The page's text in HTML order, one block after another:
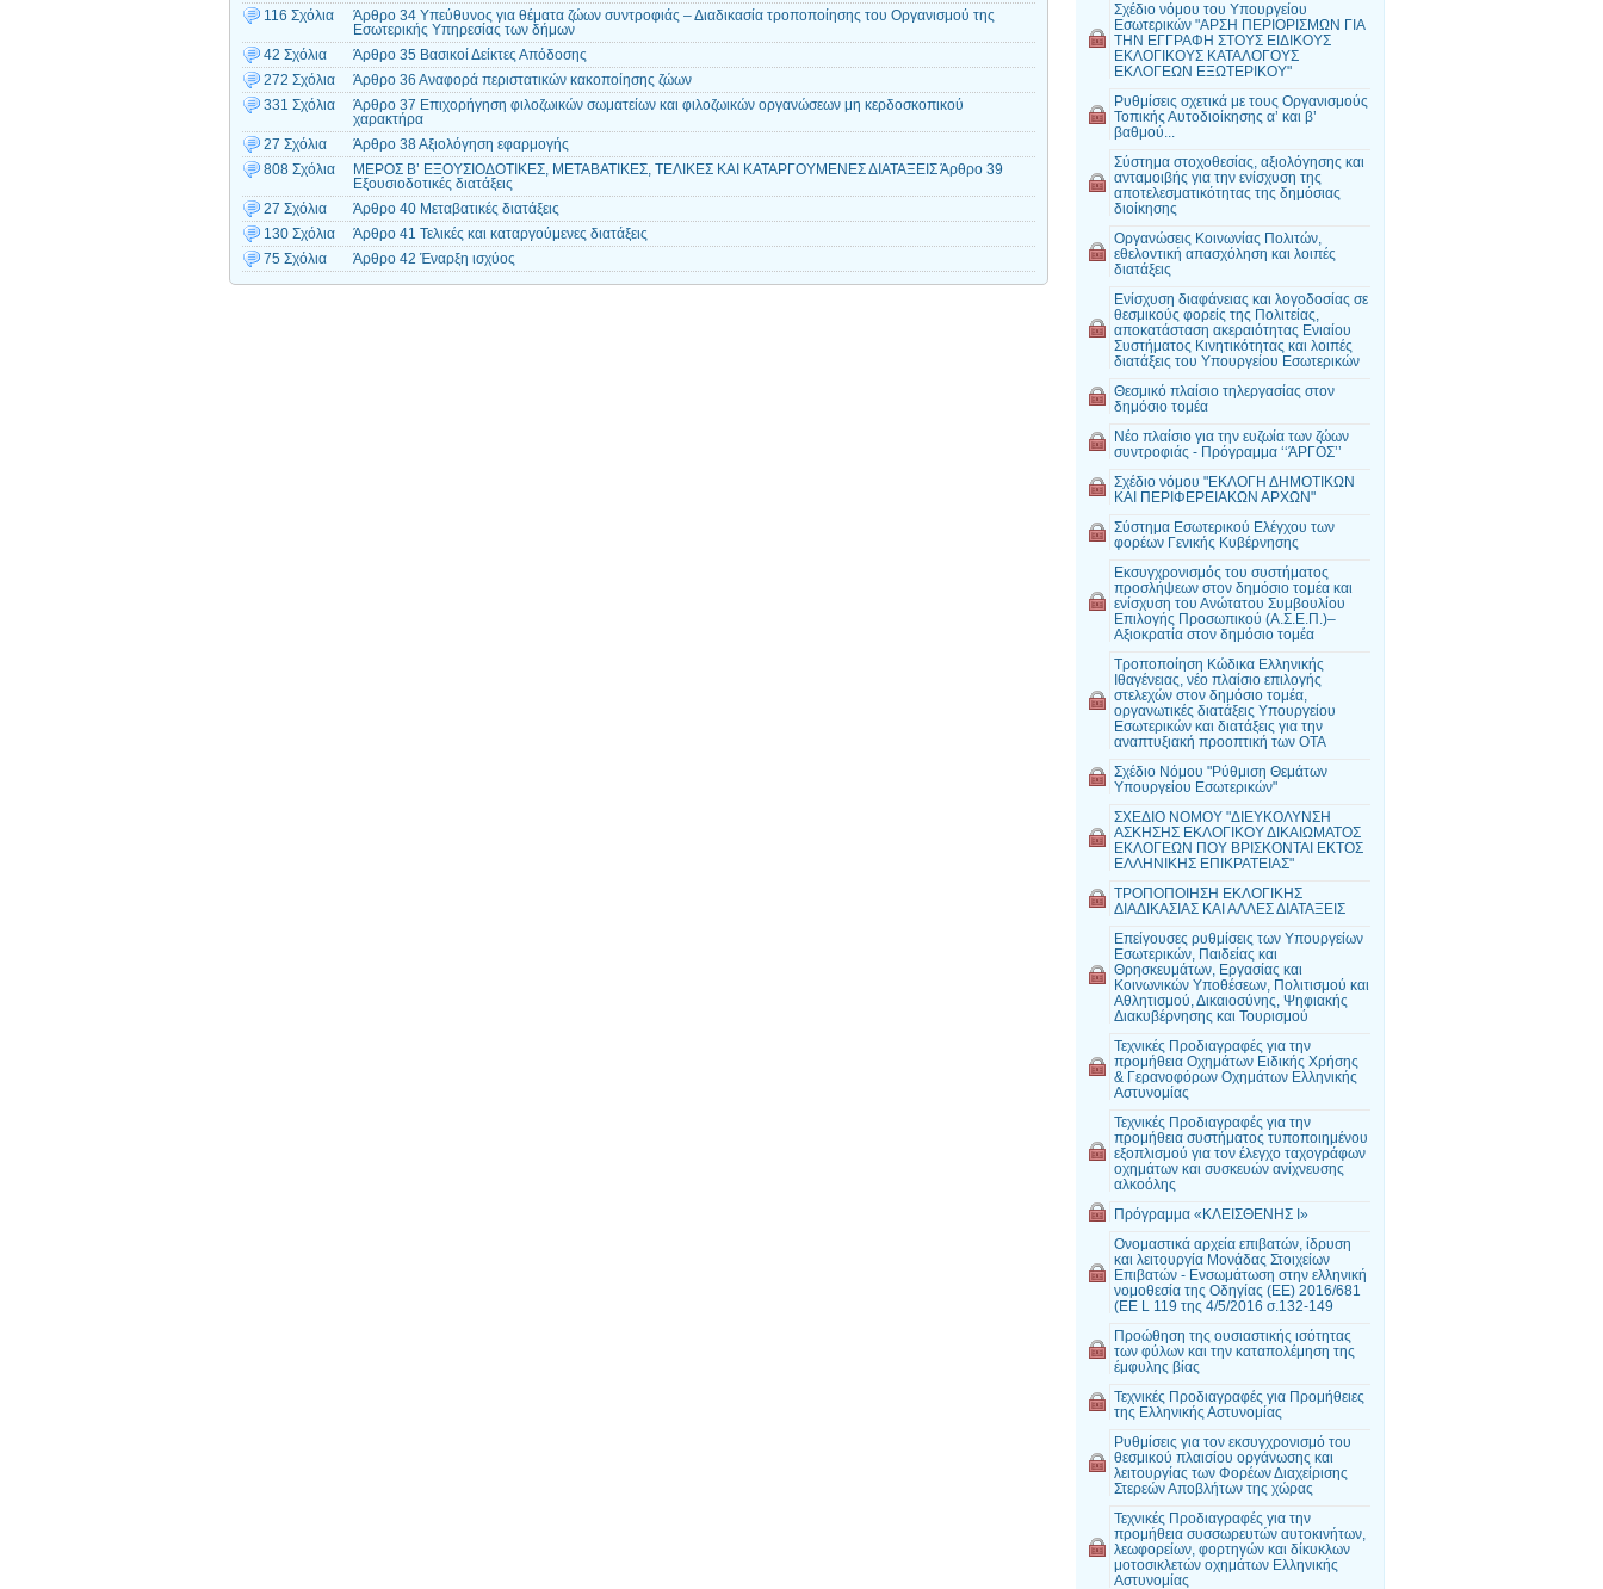
116 Σχόλια
Άρθρο 34 Υπεύθυνος για θέματα ζώων συντροφιάς – Διαδικασία τροποποίησης του Οργανισμού της
Εσωτερικής Υπηρεσίας των δήμων
42 Σχόλια
Άρθρο 35 Βασικοί Δείκτες Απόδοσης
272 Σχόλια
Άρθρο 36 Αναφορά περιστατικών κακοποίησης ζώων
331 Σχόλια
Άρθρο 37 Επιχορήγηση φιλοζωικών σωματείων και φιλοζωικών οργανώσεων μη κερδοσκοπικού
χαρακτήρα
27 Σχόλια
Άρθρο 38 Αξιολόγηση εφαρμογής
808 Σχόλια
ΜΕΡΟΣ Β’ ΕΞΟΥΣΙΟΔΟΤΙΚΕΣ, ΜΕΤΑΒΑΤΙΚΕΣ, ΤΕΛΙΚΕΣ ΚΑΙ ΚΑΤΑΡΓΟΥΜΕΝΕΣ ΔΙΑΤΑΞΕΙΣ Άρθρο 39
Εξουσιοδοτικές διατάξεις
27 Σχόλια
Άρθρο 40 Μεταβατικές διατάξεις
130 Σχόλια
Άρθρο 41 Τελικές και καταργούμενες διατάξεις
75 Σχόλια
Άρθρο 42 Έναρξη ισχύος
Σχέδιο νόμου του Υπουργείου
Εσωτερικών "ΑΡΣΗ ΠΕΡΙΟΡΙΣΜΩΝ ΓΙΑ
ΤΗΝ ΕΓΓΡΑΦΗ ΣΤΟΥΣ ΕΙΔΙΚΟΥΣ
ΕΚΛΟΓΙΚΟΥΣ ΚΑΤΑΛΟΓΟΥΣ
ΕΚΛΟΓΕΩΝ ΕΞΩΤΕΡΙΚΟΥ"
Ρυθμίσεις σχετικά με τους Οργανισμούς
Τοπικής Αυτοδιοίκησης α’ και β’
βαθμού...
Σύστημα στοχοθεσίας, αξιολόγησης και
ανταμοιβής για την ενίσχυση της
αποτελεσματικότητας της δημόσιας
διοίκησης
Οργανώσεις Κοινωνίας Πολιτών,
εθελοντική απασχόληση και λοιπές
διατάξεις
Ενίσχυση διαφάνειας και λογοδοσίας σε
θεσμικούς φορείς της Πολιτείας,
αποκατάσταση ακεραιότητας Ενιαίου
Συστήματος Κινητικότητας και λοιπές
διατάξεις του Υπουργείου Εσωτερικών
Θεσμικό πλαίσιο τηλεργασίας στον
δημόσιο τομέα
Νέο πλαίσιο για την ευζωία των ζώων
συντροφιάς - Πρόγραμμα ‘‘ΆΡΓΟΣ’’
Σχέδιο νόμου "ΕΚΛΟΓΗ ΔΗΜΟΤΙΚΩΝ
ΚΑΙ ΠΕΡΙΦΕΡΕΙΑΚΩΝ ΑΡΧΩΝ"
Σύστημα Εσωτερικού Ελέγχου των
φορέων Γενικής Κυβέρνησης
Εκσυγχρονισμός του συστήματος
προσλήψεων στον δημόσιο τομέα και
ενίσχυση του Ανώτατου Συμβουλίου
Επιλογής Προσωπικού (Α.Σ.Ε.Π.)–
Αξιοκρατία στον δημόσιο τομέα
Τροποποίηση Κώδικα Ελληνικής
Ιθαγένειας, νέο πλαίσιο επιλογής
στελεχών στον δημόσιο τομέα,
οργανωτικές διατάξεις Υπουργείου
Εσωτερικών και διατάξεις για την
αναπτυξιακή προοπτική των ΟΤΑ
Σχέδιο Νόμου "Ρύθμιση Θεμάτων
Υπουργείου Εσωτερικών"
ΣΧΕΔΙΟ ΝΟΜΟΥ "ΔΙΕΥΚΟΛΥΝΣΗ
ΑΣΚΗΣΗΣ ΕΚΛΟΓΙΚΟΥ ΔΙΚΑΙΩΜΑΤΟΣ
ΕΚΛΟΓΕΩΝ ΠΟΥ ΒΡΙΣΚΟΝΤΑΙ ΕΚΤΟΣ
ΕΛΛΗΝΙΚΗΣ ΕΠΙΚΡΑΤΕΙΑΣ"
ΤΡΟΠΟΠΟΙΗΣΗ ΕΚΛΟΓΙΚΗΣ
ΔΙΑΔΙΚΑΣΙΑΣ ΚΑΙ ΑΛΛΕΣ ΔΙΑΤΑΞΕΙΣ
Επείγουσες ρυθμίσεις των Υπουργείων
Εσωτερικών, Παιδείας και
Θρησκευμάτων, Εργασίας και
Κοινωνικών Υποθέσεων, Πολιτισμού και
Αθλητισμού, Δικαιοσύνης, Ψηφιακής
Διακυβέρνησης και Τουρισμού
Τεχνικές Προδιαγραφές για την
προμήθεια Οχημάτων Ειδικής Χρήσης
& Γερανοφόρων Οχημάτων Ελληνικής
Αστυνομίας
Τεχνικές Προδιαγραφές για την
προμήθεια συστήματος τυποποιημένου
εξοπλισμού για τον έλεγχο ταχογράφων
οχημάτων και συσκευών ανίχνευσης
αλκοόλης
Πρόγραμμα «ΚΛΕΙΣΘΕΝΗΣ Ι»
Ονομαστικά αρχεία επιβατών, ίδρυση
και λειτουργία Μονάδας Στοιχείων
Επιβατών - Ενσωμάτωση στην ελληνική
νομοθεσία της Οδηγίας (EE) 2016/681
(EE L 119 της 4/5/2016 σ.132-149
Προώθηση της ουσιαστικής ισότητας
των φύλων και την καταπολέμηση της
έμφυλης βίας
Τεχνικές Προδιαγραφές για Προμήθειες
της Ελληνικής Αστυνομίας
Ρυθμίσεις για τον εκσυγχρονισμό του
θεσμικού πλαισίου οργάνωσης και
λειτουργίας των Φορέων Διαχείρισης
Στερεών Αποβλήτων της χώρας
Τεχνικές Προδιαγραφές για την
προμήθεια συσσωρευτών αυτοκινήτων,
λεωφορείων, φορτηγών και δίκυκλων
μοτοσικλετών οχημάτων Ελληνικής
Αστυνομίας